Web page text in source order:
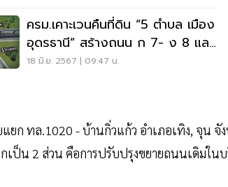
ครม.เคาะเวนคืนที่ดิน “5 ตำบล เมือง
อุดรธานี” สร้างถนน ก 7- ง 8 และ
สาย จ
18 มิ.ย. 2567 | 09:47 น.
ก ทล.1020 - บ้านกิ่วแก้ว อำเภอเทิง, จุน จัง
กเป็น 2 ส่วน คือการปรับปรุงขยายถนนเดิมใ